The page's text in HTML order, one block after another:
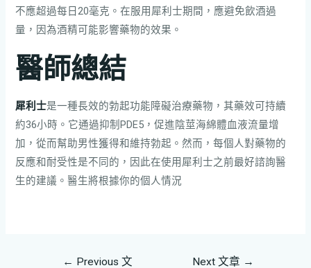
不應超過每日20毫克。在服用犀利士期間，應避免飲酒過
量，因為酒精可能影響藥物的效果。
醫師總結
犀利士是一種長效的勃起功能障礙治療藥物，其藥效可持續
約36小時。它通過抑制PDE5，促進陰莖海綿體血液流量增
加，從而幫助男性獲得和維持勃起。然而，每個人對藥物的
反應和耐受性是不同的，因此在使用犀利士之前最好諮詢醫
生的建議。醫生將根據你的個人情況
← Previous 文 Next 文章 →